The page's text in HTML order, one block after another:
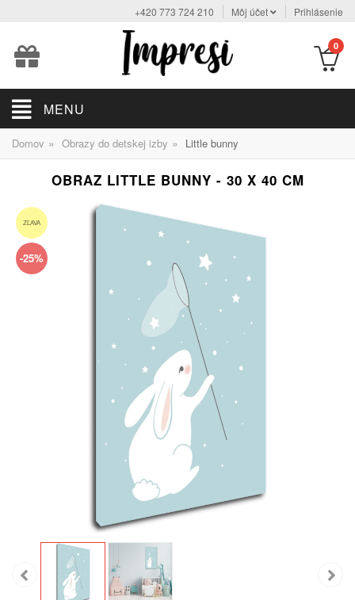
+420 773 724 210 Môj účet Prihlásenie
0
MENU
Domov » Obrazy do detskej izby » Little bunny
OBRAZ LITTLE BUNNY - 30 X 40 CM
ZĽAVA
-25%